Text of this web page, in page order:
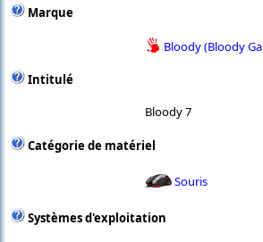
Marque
Bloody (Bloody
Intitulé
Bloody 7
Catégorie de matériel
Souris
Systèmes d'exploitation